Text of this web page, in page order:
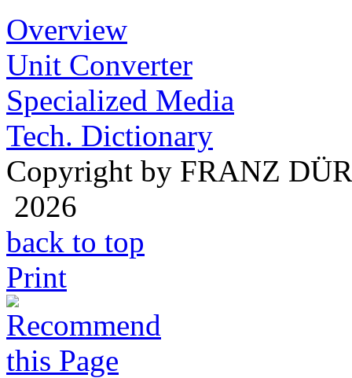
Overview
Unit Converter
Specialized Media
Tech. Dictionary
Copyright by FRANZ
2026
back to top
Print